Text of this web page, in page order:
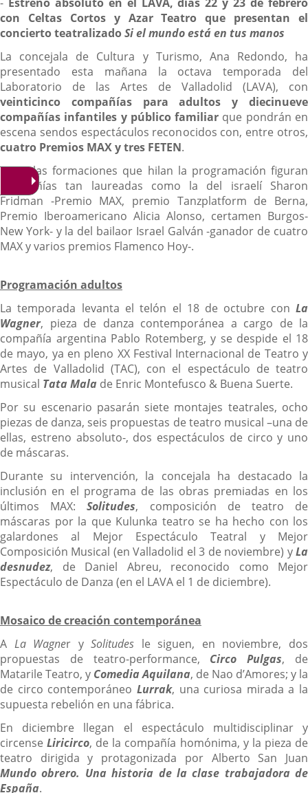
con Celtas Cortos y Azar Teatro que presentan el
concierto teatralizadoSi el mundo está en tus manos
La concejala de Cultura y Turismo, Ana Redondo, ha
presentado esta mañana la octava temporada del
Laboratorio de las Artes de Valladolid (LAVA), con
veinticinco compañías para adultos y diecinueve
compañías infantiles y público familiar que pondrán en
escena sendos espectáculos reconocidos con, entre otros,
cuatro Premios MAX y tres FETEN.
Entre las formaciones que hilan la programación figuran
compañías tan laureadas como la del israelí Sharon
Fridman -Premio MAX, premio Tanzplatform de Berna,
Premio Iberoamericano Alicia Alonso, certamen Burgos-
New York- y la del bailaor Israel Galván -ganador de cuatro
MAX y varios premios Flamenco Hoy-.
Programación adultos
La temporada levanta el telón el 18 de octubre con La
Wagner, pieza de danza contemporánea a cargo de la
compañía argentina Pablo Rotemberg, y se despide el 18
de mayo, ya en pleno XX Festival Internacional de Teatro y
Artes de Valladolid (TAC), con el espectáculo de teatro
musical Tata Mala de Enric Montefusco & Buena Suerte.
Por su escenario pasarán siete montajes teatrales, ocho
piezas de danza, seis propuestas de teatro musical –una de
ellas, estreno absoluto-, dos espectáculos de circo y uno
de máscaras.
Durante su intervención, la concejala ha destacado la
inclusión en el programa de las obras premiadas en los
últimos MAX:Solitudes, composición de teatro de
máscaras por la que Kulunka teatro se ha hecho con los
galardones al Mejor Espectáculo Teatral y Mejor
Composición Musical (en Valladolid el 3 de noviembre) yLa
desnudez, de Daniel Abreu, reconocido como Mejor
Espectáculo de Danza (en el LAVA el 1 de diciembre).
Mosaico de creación contemporánea
A La Wagner ySolitudes le siguen, en noviembre, dos
propuestas de teatro-performance, Circo Pulgas, de
Matarile Teatro, y Comedia Aquilana, de Nao d’Amores; y la
de circo contemporáneo Lurrak, una curiosa mirada a la
supuesta rebelión en una fábrica.
En diciembre llegan el espectáculo multidisciplinar y
circenseLiricirco, de la compañía homónima, y la pieza de
teatro dirigida y protagonizada por Alberto San Juan
Mundo obrero. Una historia de la clase trabajadora de
España.